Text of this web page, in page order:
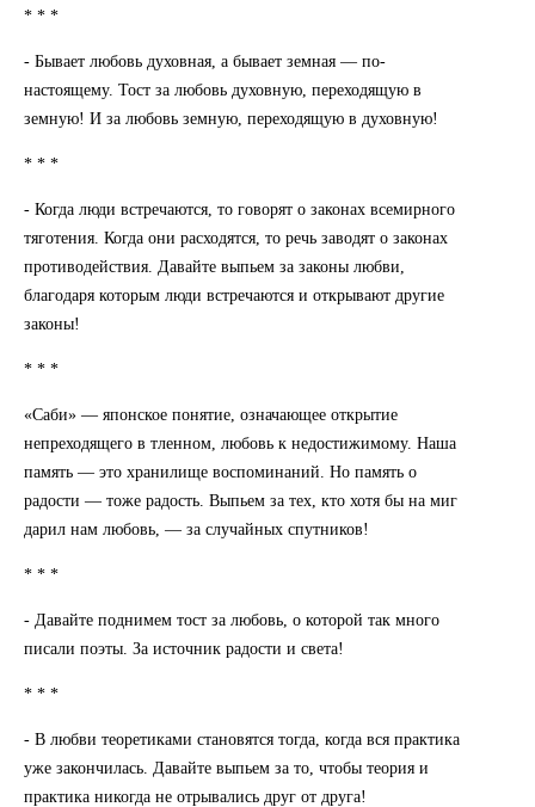
* * *
- Бывает любовь духовная, а бывает земная — по-
настоящему. Тост за любовь духовную, переходящую в
земную! И за любовь земную, переходящую в духовную!
* * *
- Когда люди встречаются, то говорят о законах всемирного
тяготения. Когда они расходятся, то речь заводят о законах
противодействия. Давайте выпьем за законы любви,
благодаря которым люди встречаются и открывают другие
законы!
* * *
«Саби» — японское понятие, означающее открытие
непреходящего в тленном, любовь к недостижимому. Наша
память — это хранилище воспоминаний. Но память о
радости — тоже радость. Выпьем за тех, кто хотя бы на миг
дарил нам любовь, — за случайных спутников!
* * *
- Давайте поднимем тост за любовь, о которой так много
писали поэты. За источник радости и света!
* * *
- В любви теоретиками становятся тогда, когда вся практика
уже закончилась. Давайте выпьем за то, чтобы теория и
практика никогда не отрывались друг от друга!